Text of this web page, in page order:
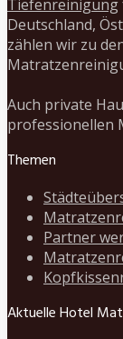
Tiefenreinigung
Deutschland,
zählen wir zu
Auch private
professionellen
Themen
Partner
Aktuelle Hotel